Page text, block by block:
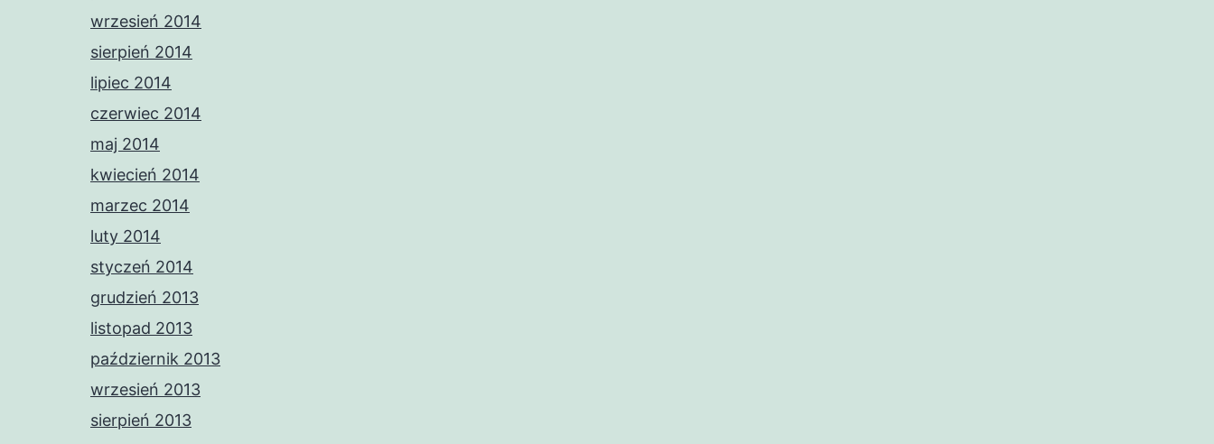
wrzesień 2014
sierpień 2014
lipiec 2014
czerwiec 2014
maj 2014
kwiecień 2014
marzec 2014
luty 2014
styczeń 2014
grudzień 2013
listopad 2013
październik 2013
wrzesień 2013
sierpień 2013